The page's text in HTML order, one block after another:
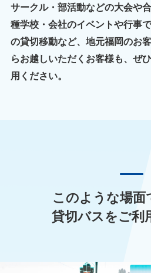
サークル・部活動などの大会や
種学校・会社のイベントや行事
の貸切移動など、地元福岡のお
らお越しいただくお客様も、ぜ
用ください。
このような場面
貸切バスをご利